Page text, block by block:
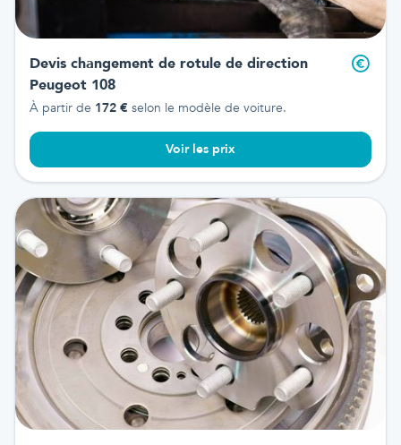
Devis changement de rotule de direction
Peugeot 108
À partir de 172 € selon le modèle de voiture.
Voir les prix